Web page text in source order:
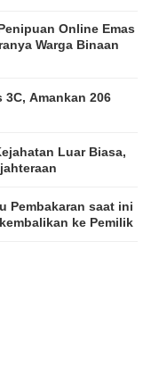
Online Emas
Warga Binaan
Amankan 206
Luar Biasa,
Pembakaran saat ini
ke Pemilik